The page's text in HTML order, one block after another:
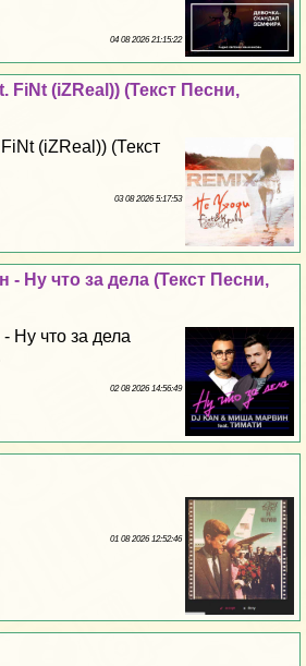
04 08 2026 21:15:22
FiNt (iZReal)) (Текст Песни,
(iZReal)) (Текст
03 08 2026 5:17:53
Ну что за дела (Текст Песни,
Ну что за дела
02 08 2026 14:56:49
01 08 2026 12:52:46